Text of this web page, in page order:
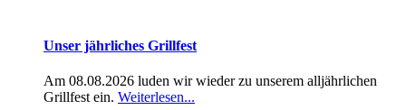
Unser jährliches Grillfest
Am 08.08.2026 luden wir wieder zu unserem alljährlichen
Grillfest ein. Weiterlesen...